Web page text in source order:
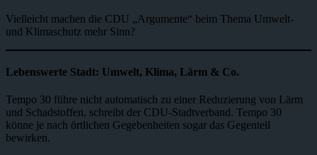
Vielleicht machen die CDU „Argumente“ beim Thema Umwelt-
und Klimaschutz mehr Sinn?
Lebenswerte Stadt: Umwelt, Klima, Lärm & Co.
Tempo 30 führe nicht automatisch zu einer Reduzierung von Lärm
und Schadstoffen, schreibt der CDU-Stadtverband. Tempo 30
könne je nach örtlichen Gegebenheiten sogar das Gegenteil
bewirken.